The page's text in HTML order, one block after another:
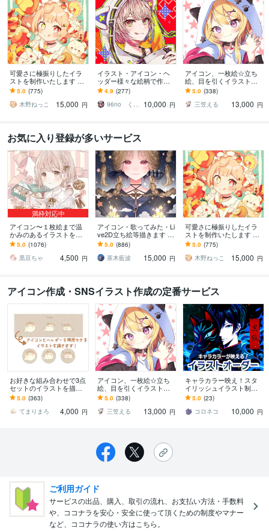
可愛さに極振りしたイラ
ストを制作いたします ★
商用利用＆二次利用込
み！ミニキャラは小物２
点まで無料！★
5.0 (775)
木野ねっこ
15,000 円
イラスト・アイコン・ヘ
ッダー様々な絵柄で作成
します 商用可！似顔絵・
ブログ・インスタ・動画
配信サムネ等用途様々！
4.9 (277)
96no くろの
10,000 円
アイコン、一枚絵☆立ち
絵、目を引くイラスト描
きます イリアム、サム
ネ、live2D、YouTube、歌
ってみたも
5.0 (338)
三笠える
13,000 円
お気に入り登録が多いサービス
満枠対応中
アイコン〜１枚絵まで温
かみのあるイラストを描
きます ★ココナラ自体が
初めての方も、お気軽に
ご相談ください♪★
5.0 (1076)
黒豆ちゃ
4,500 円
アイコン・歌ってみた・Li
ve2D立ち絵等描きます ち
びキャラや配信用イラス
ト等、幅広く制作してい
ます！
5.0 (886)
茶木藍波
15,000 円
可愛さに極振りしたイラ
ストを制作いたします ★
商用利用＆二次利用込
み！ミニキャラは小物２
点まで無料！★
5.0 (775)
木野ねっこ
15,000 円
アイコン作成・SNSイラスト作成の定番サービス
お好きな組み合わせで3点
セットのイラストを描き
ます アイコン、ヘッダ
ー、素材などお好きな用
途で使用可能です◎
5.0 (363)
てまりまろ
4,000 円
アイコン、一枚絵☆立ち
絵、目を引くイラスト描
きます イリアム、サム
ネ、live2D、YouTube、歌
ってみたも
5.0 (338)
三笠える
13,000 円
キャラカラー映え！スタ
イリッシュイラスト制作
します 現役大手企業デザ
イナーがプロの一枚をお
届けします
5.0 (23)
コロネコ
10,000 円
ご利用ガイド
サービスの出品、購入、取引の流れ、お支払い方法・手数料
や、ココナラを安心・安全に使って頂くための制度やマナー
など、ココナラの使い方はこちら。